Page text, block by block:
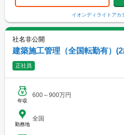
イオンディライトアカ
社名非公開
建築施工管理（全国転勤有）
正社員
年収
600～900万円
勤務地
全国